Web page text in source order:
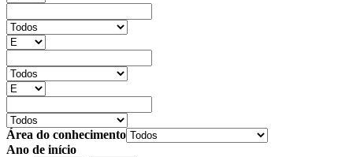
Área do conhecimento
Ano de início